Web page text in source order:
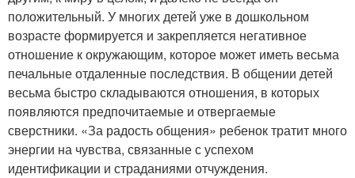
положительный. У многих детей уже в дошкольном
возрасте формируется и закрепляется негативное
отношение к окружающим, которое может иметь весьма
печальные отдаленные последствия. В общении детей
весьма быстро складываются отношения, в которых
появляются предпочитаемые и отвергаемые
сверстники. «За радость общения» ребенок тратит много
энергии на чувства, связанные с успехом
идентификации и страданиями отчуждения.